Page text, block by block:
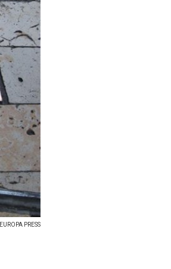
EUROPA PRESS